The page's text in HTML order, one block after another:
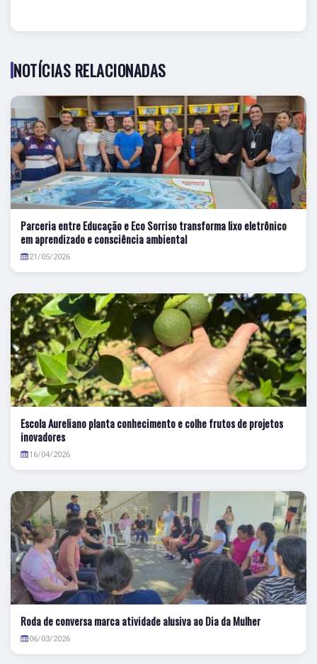
NOTÍCIAS RELACIONADAS
Parceria entre Educação e Eco Sorriso transforma lixo eletrônico
em aprendizado e consciência ambiental
21/05/2026
Escola Aureliano planta conhecimento e colhe frutos de projetos
inovadores
16/04/2026
Roda de conversa marca atividade alusiva ao Dia da Mulher
06/03/2026